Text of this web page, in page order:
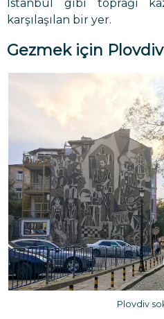
İstanbul gibi toprağı
karşılaşılan bir yer.
Gezmek için
Plovdiv